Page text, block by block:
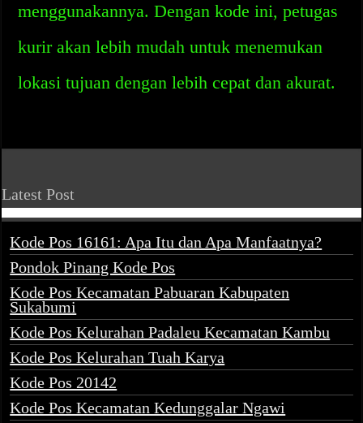
menggunakannya. Dengan kode ini, petugas
kurir akan lebih mudah untuk menemukan
lokasi tujuan dengan lebih cepat dan akurat.
Latest Post
Kode Pos 16161: Apa Itu dan Apa Manfaatnya?
Pondok Pinang Kode Pos
Kode Pos Kecamatan Pabuaran Kabupaten
Sukabumi
Kode Pos Kelurahan Padaleu Kecamatan Kambu
Kode Pos Kelurahan Tuah Karya
Kode Pos 20142
Kode Pos Kecamatan Kedunggalar Ngawi